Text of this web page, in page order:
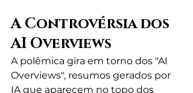
A Controvérsia dos
AI Overviews
A polêmica gira em torno dos "AI
Overviews", resumos gerados por
IA que aparecem no topo dos